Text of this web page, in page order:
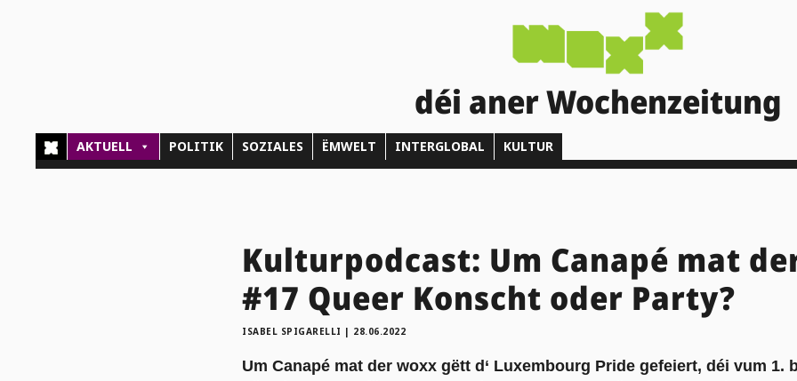
déi aner Wochenzeitung
AKTUELL POLITIK SOZIALES ËMWELT INTERGLOBAL KULTUR
Kulturpodcast: Um Canapé mat
#17 Queer Konscht oder Party?
ISABEL SPIGARELLI | 28.06.2022
Um Canapé mat der woxx gëtt d‘ Luxembourg Pride gefeiert, déi vum 1.